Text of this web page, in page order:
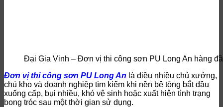
Đại Gia Vinh – Đơn vị thi công sơn PU Long An hàng
Đơn vị thi công sơn PU Long An là điều nhiều chủ xưởng,
chủ kho và doanh nghiệp tìm kiếm khi nền bê tông bắt đầu
xuống cấp, bụi nhiều, khó vệ sinh hoặc xuất hiện tình trạng
bong tróc sau một thời gian sử dụng.